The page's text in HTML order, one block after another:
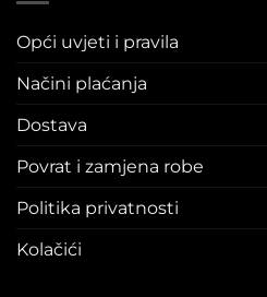
Opći uvjeti i pravila
Načini plaćanja
Dostava
Povrat i zamjena robe
Politika privatnosti
Kolačići